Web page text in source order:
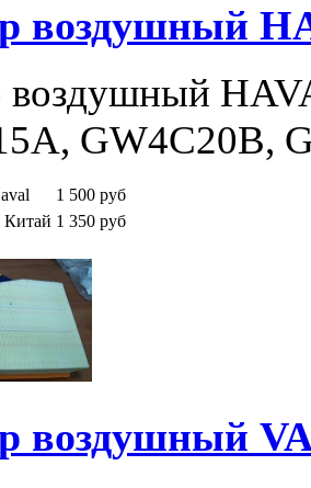
воздушный
воздушный
GW4C20B,
1 500 руб
Китай 1 350 руб
воздушный